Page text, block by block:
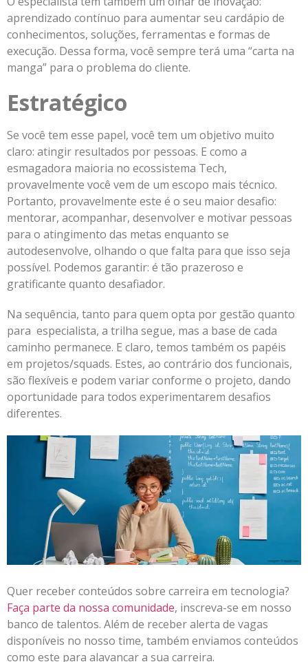
aprendizado contínuo para aumentar seu cardápio de
conhecimentos, soluções, ferramentas e formas de
execução. Dessa forma, você sempre terá uma “carta na
manga” para o problema do cliente.
Estratégico
Se você tem esse papel, você tem um objetivo muito
claro: atingir resultados por pessoas. E como a
esmagadora maioria no ecossistema Tech,
provavelmente você vem de um escopo mais técnico.
Portanto, provavelmente este é o seu maior desafio:
mentorar, acompanhar, desenvolver e motivar pessoas
para o atingimento das metas enquanto se
autodesenvolve, olhando o que falta para que isso seja
possível. Podemos garantir: é tão prazeroso e
gratificante quanto desafiador.
Na sequência, tanto para quem opta por gestão quanto
para especialista, a trilha segue, mas a base de cada
caminho permanece. E claro, temos também os papéis
em projetos/squads. Estes, ao contrário dos funcionais,
são flexíveis e podem variar conforme o projeto, dando
oportunidade para todos experimentarem desafios
diferentes.
Quer receber conteúdos sobre carreira em tecnologia?
Faça parte da nossa comunidade, inscreva-se em nosso
banco de talentos. Além de receber alerta de vagas
disponíveis no nosso time, também enviamos conteúdos
como este para alavancar a sua carreira.